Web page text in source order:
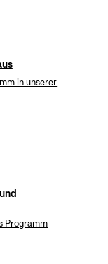
in unserer
Programm